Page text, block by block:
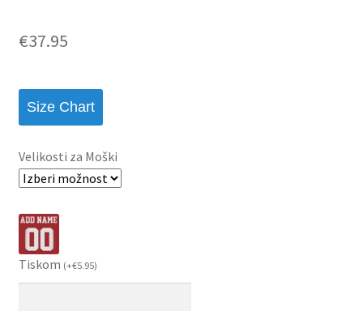
€37.95
Size Chart
Velikosti za Moški
Tiskom (+€5.95)